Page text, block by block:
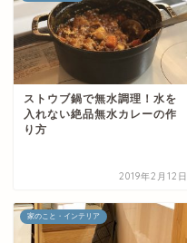
ストウブ鍋で無水調理！水を
入れない絶品無水カレーの作
り方
2019年2月12日
家のこと・インテリア